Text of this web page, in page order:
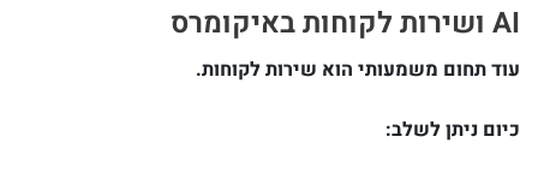
AI ושירות לקוחות באיקומרס
עוד תחום משמעותי הוא שירות לקוחות.
כיום ניתן לשלב: